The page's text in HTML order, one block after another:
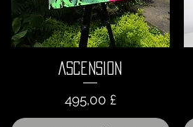
Ascension
Preis
495,00 £